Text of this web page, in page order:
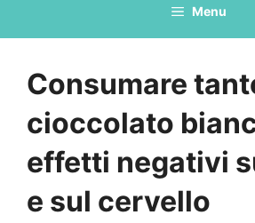
Menu
Consumare
cioccolato
effetti negativi
e sul cervello